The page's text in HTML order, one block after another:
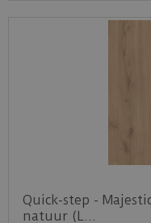
Quick-step -
natuur (L…